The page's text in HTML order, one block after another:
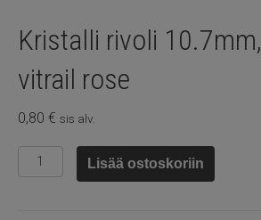
Kristalli rivoli
vitrail rose
0,80 € sis alv.
Kristalli
rivoli
Lisää ostoskoriin